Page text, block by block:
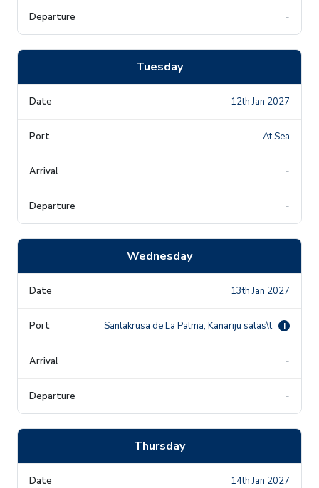
-
Tuesday
12th Jan 2027
At Sea
-
-
Wednesday
13th Jan 2027
Santakrusa de La Palma, Kanāriju salas\t i
-
-
Thursday
14th Jan 2027